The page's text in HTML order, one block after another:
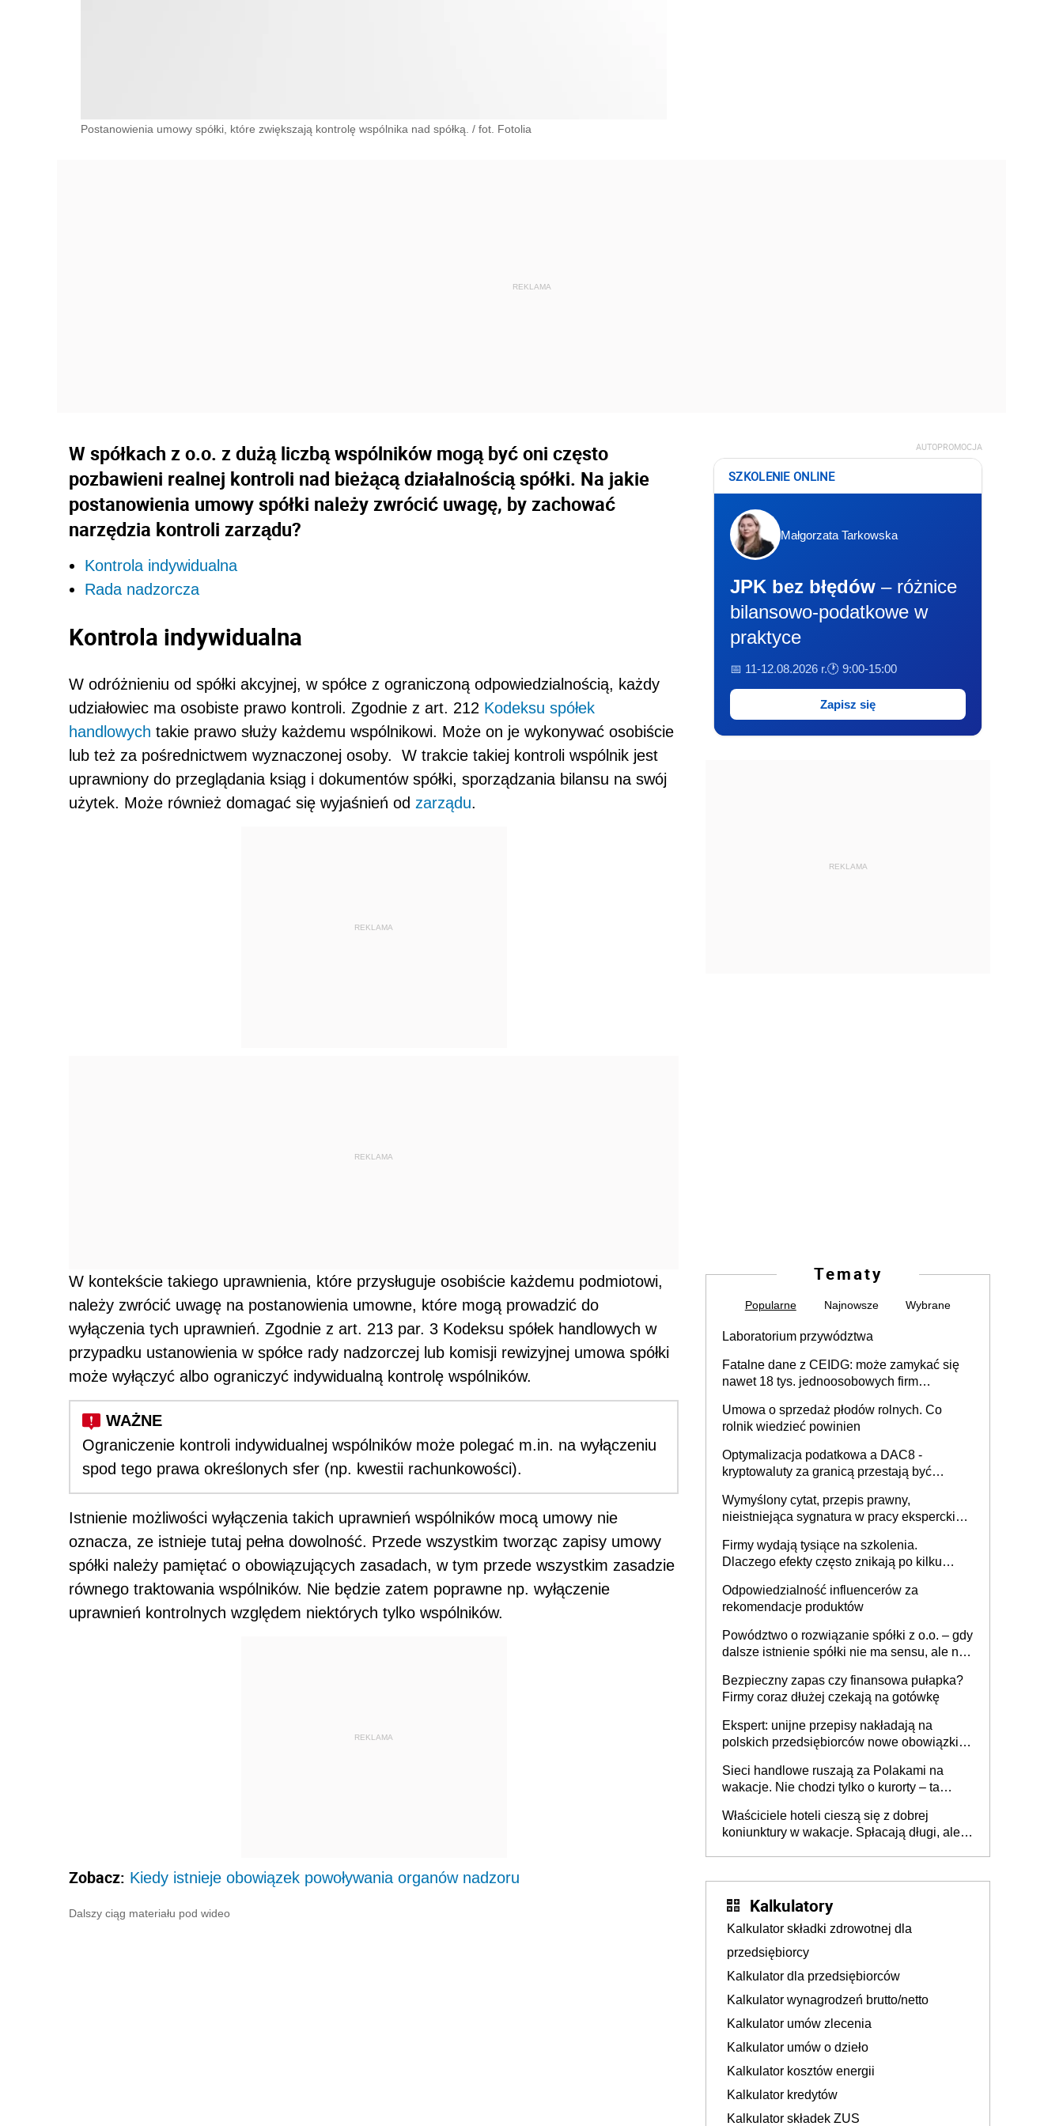
Postanowienia umowy spółki, które zwiększają kontrolę wspólnika nad spółką. / fot. Fotolia
W spółkach z o.o. z dużą liczbą wspólników mogą być oni często
pozbawieni realnej kontroli nad bieżącą działalnością spółki. Na jakie
postanowienia umowy spółki należy zwrócić uwagę, by zachować
narzędzia kontroli zarządu?
Kontrola indywidualna
Rada nadzorcza
Kontrola indywidualna
W odróżnieniu od spółki akcyjnej, w spółce z ograniczoną odpowiedzialnością, każdy
udziałowiec ma osobiste prawo kontroli. Zgodnie z art. 212 Kodeksu spółek
handlowych takie prawo służy każdemu wspólnikowi. Może on je wykonywać osobiście
lub też za pośrednictwem wyznaczonej osoby. W trakcie takiej kontroli wspólnik jest
uprawniony do przeglądania ksiąg i dokumentów spółki, sporządzania bilansu na swój
użytek. Może również domagać się wyjaśnień od zarządu.
REKLAMA
REKLAMA
W kontekście takiego uprawnienia, które przysługuje osobiście każdemu podmiotowi,
należy zwrócić uwagę na postanowienia umowne, które mogą prowadzić do
wyłączenia tych uprawnień. Zgodnie z art. 213 par. 3 Kodeksu spółek handlowych w
przypadku ustanowienia w spółce rady nadzorczej lub komisji rewizyjnej umowa spółki
może wyłączyć albo ograniczyć indywidualną kontrolę wspólników.
Ograniczenie kontroli indywidualnej wspólników może polegać m.in. na wyłączeniu
spod tego prawa określonych sfer (np. kwestii rachunkowości).
Istnienie możliwości wyłączenia takich uprawnień wspólników mocą umowy nie
oznacza, ze istnieje tutaj pełna dowolność. Przede wszystkim tworząc zapisy umowy
spółki należy pamiętać o obowiązujących zasadach, w tym przede wszystkim zasadzie
równego traktowania wspólników. Nie będzie zatem poprawne np. wyłączenie
uprawnień kontrolnych względem niektórych tylko wspólników.
REKLAMA
Zobacz: Kiedy istnieje obowiązek powoływania organów nadzoru
Dalszy ciąg materiału pod wideo
AUTOPROMOCJA
SZKOLENIE ONLINE
Małgorzata Tarkowska
JPK bez błędów – różnice
bilansowo-podatkowe w
praktyce
📅 11-12.08.2026 r.🕐 9:00-15:00
Zapisz się
REKLAMA
Tematy
Popularne Najnowsze Wybrane
Laboratorium przywództwa
Fatalne dane z CEIDG: może zamykać się
nawet 18 tys. jednoosobowych firm
Umowa o sprzedaż płodów rolnych. Co
rolnik wiedzieć powinien
Optymalizacja podatkowa a DAC8 -
kryptowaluty za granicą przestają być
Wymyślony cytat, przepis prawny,
nieistniejąca sygnatura w pracy eksperckiej -
firmie
Firmy wydają tysiące na szkolenia.
Dlaczego efekty często znikają po kilku
Odpowiedzialność influencerów za
rekomendacje produktów
Powództwo o rozwiązanie spółki z o.o. – gdy
dalsze istnienie spółki nie ma sensu, ale nie
Bezpieczny zapas czy finansowa pułapka?
Firmy coraz dłużej czekają na gotówkę
Ekspert: unijne przepisy nakładają na
polskich przedsiębiorców nowe obowiązki w
Sieci handlowe ruszają za Polakami na
wakacje. Nie chodzi tylko o kurorty – ta
tam, gdzie wielu spędzi urlop po cichu
Właściciele hoteli cieszą się z dobrej
koniunktury w wakacje. Spłacają długi, ale
Kalkulatory
Kalkulator składki zdrowotnej dla
przedsiębiorcy
Kalkulator dla przedsiębiorców
Kalkulator wynagrodzeń brutto/netto
Kalkulator umów zlecenia
Kalkulator umów o dzieło
Kalkulator kosztów energii
Kalkulator kredytów
Kalkulator składek ZUS